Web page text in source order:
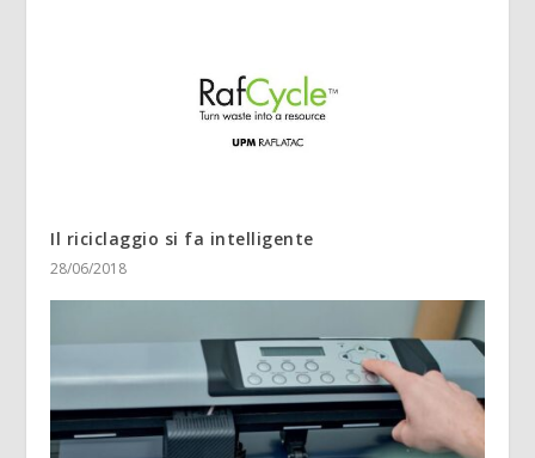
Il riciclaggio si fa intelligente
28/06/2018